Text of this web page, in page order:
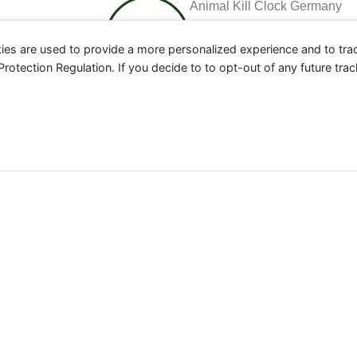
Animal Kill Clock Germany
are used to provide a more personalized experience and to
Regulation. If you decide to to opt-out of any future